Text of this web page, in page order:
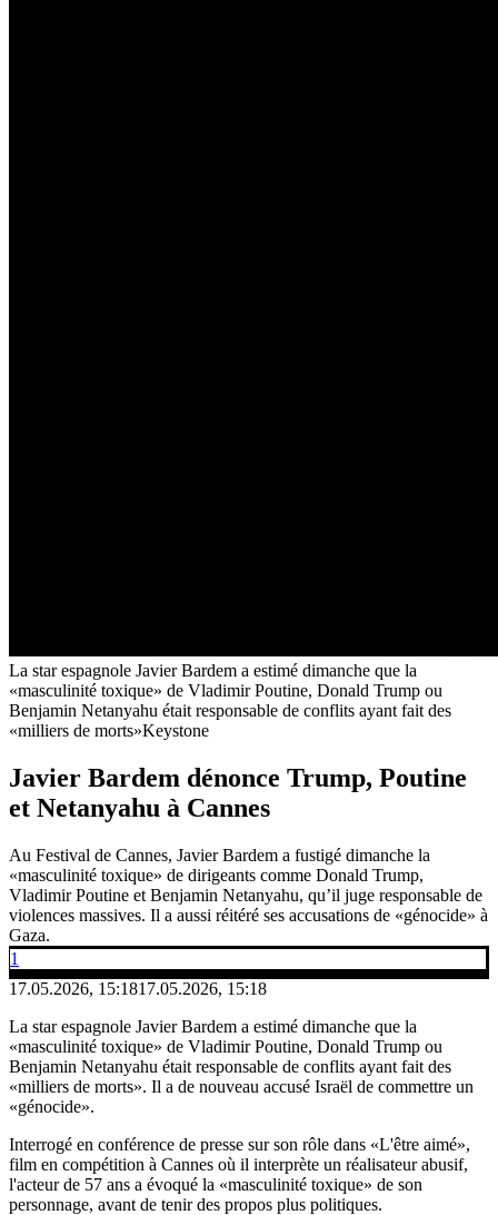
La star espagnole Javier Bardem a estimé dimanche que la
«masculinité toxique» de Vladimir Poutine, Donald Trump ou
Benjamin Netanyahu était responsable de conflits ayant fait des
«milliers de morts»Keystone
Javier Bardem dénonce Trump, Poutine
et Netanyahu à Cannes
Au Festival de Cannes, Javier Bardem a fustigé dimanche la
«masculinité toxique» de dirigeants comme Donald Trump,
Vladimir Poutine et Benjamin Netanyahu, qu’il juge responsable de
violences massives. Il a aussi réitéré ses accusations de «génocide» à
Gaza.
1
17.05.2026, 15:1817.05.2026, 15:18
La star espagnole Javier Bardem a estimé dimanche que la
«masculinité toxique» de Vladimir Poutine, Donald Trump ou
Benjamin Netanyahu était responsable de conflits ayant fait des
«milliers de morts». Il a de nouveau accusé Israël de commettre un
«génocide».
Interrogé en conférence de presse sur son rôle dans «L'être aimé»,
film en compétition à Cannes où il interprète un réalisateur abusif,
l'acteur de 57 ans a évoqué la «masculinité toxique» de son
personnage, avant de tenir des propos plus politiques.